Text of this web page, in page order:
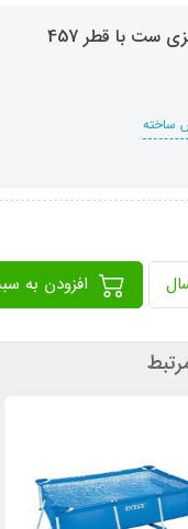
ست با قطر 457
ساخته